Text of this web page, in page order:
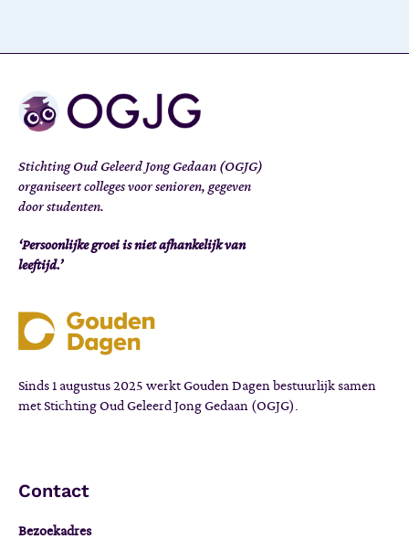
Stichting Oud Geleerd Jong Gedaan (OGJG)
organiseert colleges voor senioren, gegeven
door studenten.
‘Persoonlijke groei is niet afhankelijk van
leeftijd.’
Sinds 1 augustus 2025 werkt Gouden Dagen bestuurlijk samen
met Stichting Oud Geleerd Jong Gedaan (OGJG).
Contact
Bezoekadres